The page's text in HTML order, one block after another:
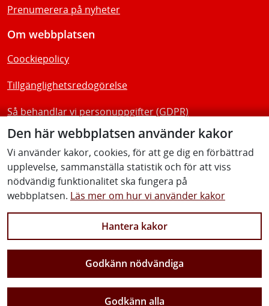
Den här webbplatsen använder kakor
Vi använder kakor, cookies, för att ge dig en förbättrad
upplevelse, sammanställa statistik och för att viss
nödvändig funktionalitet ska fungera på
webbplatsen. Läs mer om hur vi använder kakor
Hantera kakor
Godkänn nödvändiga
Godkänn alla
Tillsammans för hållbar kompetens!
Prenumerera på nyheter
Om webbplatsen
Coockiepolicy
Tillgänglighetsredogörelse
Så behandlar vi personuppgifter (GDPR)
Följ oss
LinkedIn Facebook Instagram YouTube